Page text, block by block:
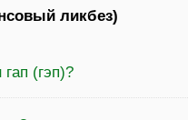
ликбез)
(гэп)?